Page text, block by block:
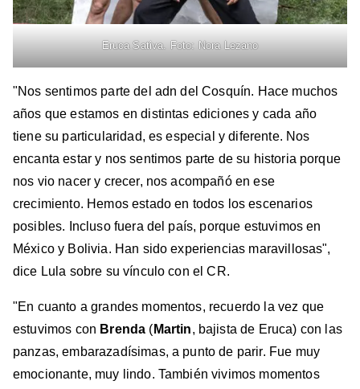
Eruca Sativa. Foto: Nora Lezano
"Nos sentimos parte del adn del Cosquín. Hace muchos
años que estamos en distintas ediciones y cada año
tiene su particularidad, es especial y diferente. Nos
encanta estar y nos sentimos parte de su historia porque
nos vio nacer y crecer, nos acompañó en ese
crecimiento. Hemos estado en todos los escenarios
posibles. Incluso fuera del país, porque estuvimos en
México y Bolivia. Han sido experiencias maravillosas",
dice Lula sobre su vínculo con el CR.
"En cuanto a grandes momentos, recuerdo la vez que
estuvimos con Brenda ( Martin, bajista de Eruca) con las
panzas, embarazadísimas, a punto de parir. Fue muy
emocionante, muy lindo. También vivimos momentos